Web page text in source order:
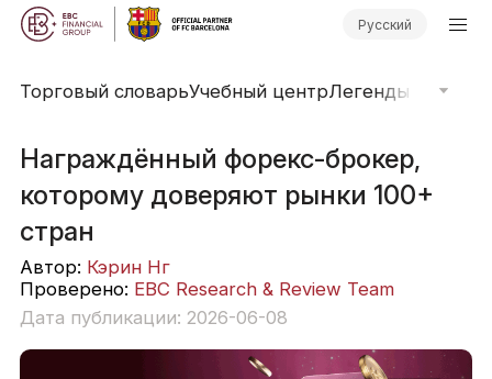
Русский
Торговый словарьУчебный центрЛегенды рынка
Награждённый форекс-брокер,
которому доверяют рынки 100+
стран
Автор: Кэрин Нг
Проверено: EBC Research & Review Team
Дата публикации: 2026-06-08